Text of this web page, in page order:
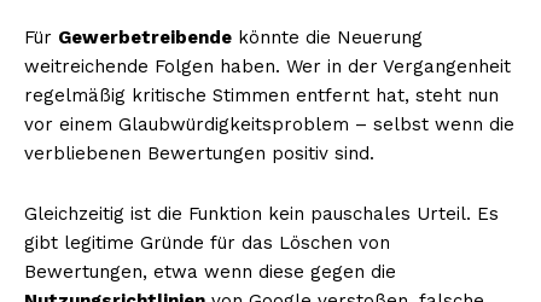
Für Gewerbetreibende könnte die Neuerung
weitreichende Folgen haben. Wer in der Vergangenheit
regelmäßig kritische Stimmen entfernt hat, steht nun
vor einem Glaubwürdigkeitsproblem – selbst wenn die
verbliebenen Bewertungen positiv sind.
Gleichzeitig ist die Funktion kein pauschales Urteil. Es
gibt legitime Gründe für das Löschen von
Bewertungen, etwa wenn diese gegen die